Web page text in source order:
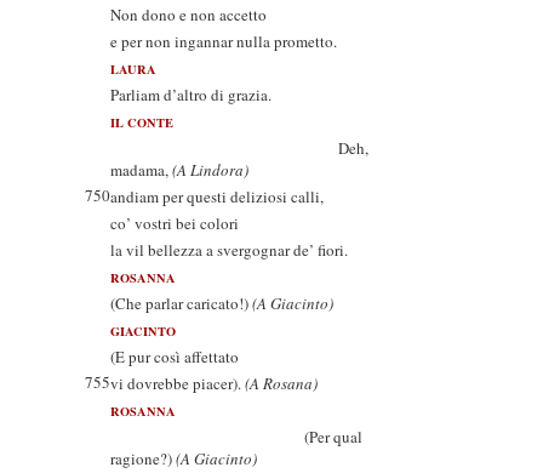
Non dono e non accetto
e per non ingannar nulla prometto.
LAURA
Parliam d’altro di grazia.
IL CONTE
Deh,
madama,(A Lindora)
750andiam per questi deliziosi calli,
co’ vostri bei colori
la vil bellezza a svergognar de’ fiori.
ROSANNA
(Che parlar caricato!)(A Giacinto)
GIACINTO
(E pur così affettato
755vi dovrebbe piacer).(A Rosana)
ROSANNA
(Per qual
ragione?)(A Giacinto)